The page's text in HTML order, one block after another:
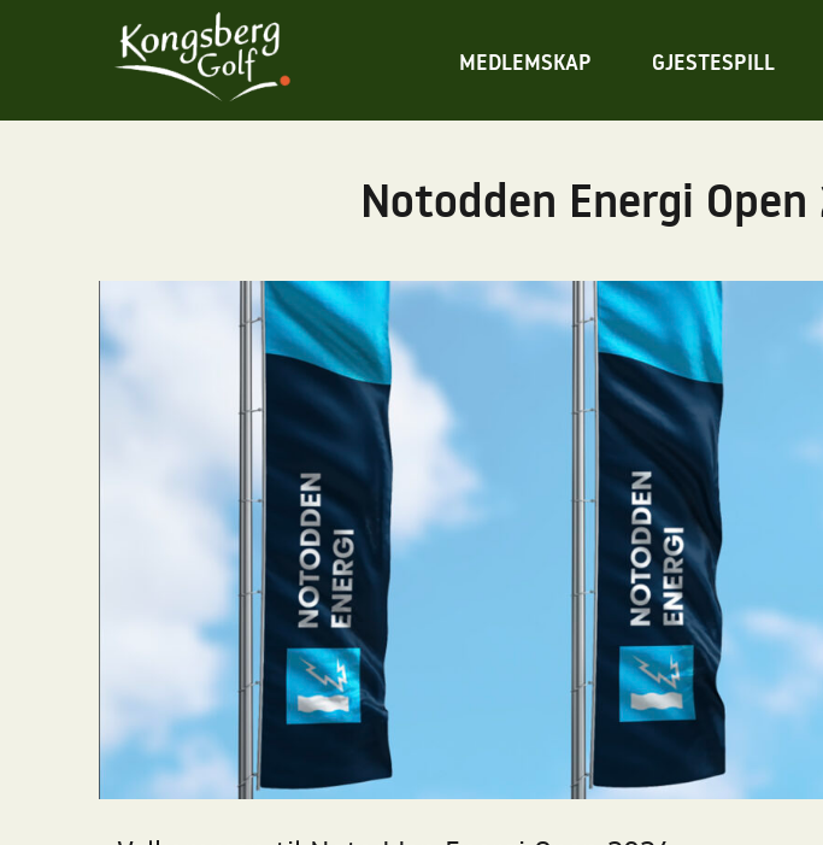
MEDLEMSKAP GJESTESPILL
Notodden Energi